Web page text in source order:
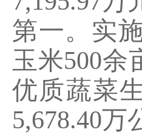
第一。实
玉米500余
优质蔬菜
5,678.40万